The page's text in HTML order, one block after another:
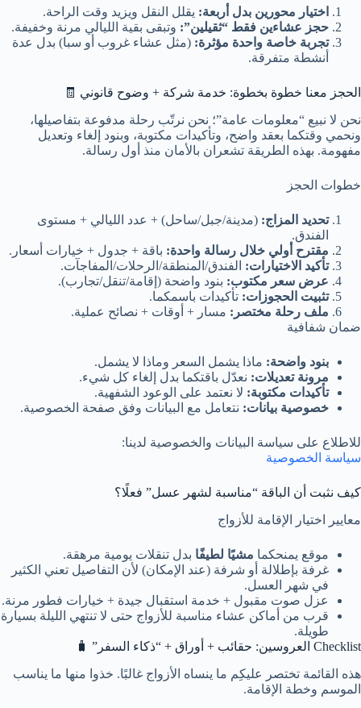
اختيار محورين بدل أربعة: يقلل النقل ويزيد وقت الراحة.
حجز عشاءين فقط “ثقيلين”: وتبقى بقية الليالي مرنة وخفيفة.
تجربة خاصة واحدة مؤثرة: (مثل عشاء غروب أو سبا) بدل عدة
أنشطة متفرقة.
الحجز معنا خطوة بخطوة: خدمة شركة + وضوح قانوني 🧾
نحن لا نبيع “معلومات عامة”؛ نحن نرتّب رحلة مدفوعة بتفاصيلها،
ونحمي وقتكما بعقد واضح، وتأكيدات مكتوبة، وبنود إلغاء وتعديل
مفهومة. بهذه الطريقة تشعران بالأمان منذ أول رسالة.
خطوات الحجز
تحديد المزاج: (مدينة/جبل/ساحل) + عدد الليالي + مستوى
الفندق.
مقترح أولي خلال رسالة واحدة: باقة + جدول + خيارات أسعار.
تأكيد الاختيارات: الفندق/المنطقة/الرحلات/المفاجآت.
عرض سعر مكتوب: بنود واضحة (إقامة/تنقل/تجارب).
تثبيت الحجوزات: تأكيدات باسمكما.
ملف رحلة مختصر: مسار + أوقات + نصائح عملية.
ضمان شفافية
بنود واضحة: ماذا يشمل السعر وماذا لا يشمل.
مرونة تعديلات: نعدّل باقتكما بدل إلغاء كل شيء.
تأكيدات مكتوبة: لا نعتمد على الوعود الشفهية.
خصوصية بيانات: نتعامل مع البيانات وفق صفحة الخصوصية.
للاطلاع على سياسة البيانات والخصوصية لدينا:
سياسة الخصوصية
كيف نثبت أن الباقة “مناسبة لشهر عسل” فعلًا؟
معايير اختيار الإقامة للأزواج
موقع يمنحكما مشيًا لطيفًا بدل تنقلات يومية مرهقة.
غرفة بإطلالة أو شرفة (عند الإمكان) لأن التفاصيل تعني الكثير
في شهر العسل.
عزل صوت مقبول + خدمة استقبال جيدة + خيارات فطور مرنة.
قرب من أماكن عشاء مناسبة للأزواج حتى لا تنتهي الليلة بسيارة
طويلة.
Checklist العروسين: حقائب + أوراق + “ذكاء السفر” 🧳
هذه القائمة تختصر عليكِم ما ينساه الأزواج غالبًا. خذوا منها ما يناسب
الموسم وخطة الإقامة.